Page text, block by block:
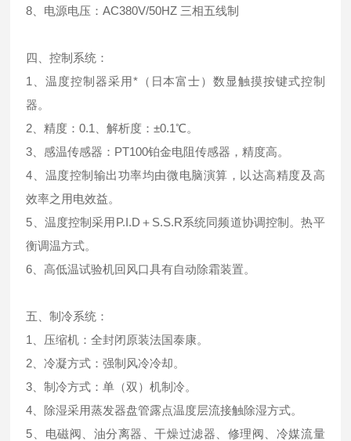
8、电源电压：AC380V/50HZ 三相五线制
四、控制系统：
1、温度控制器采用*（日本富士）数显触摸按键式控制
器。
2、精度：0.1、解析度：±0.1℃。
3、感温传感器：PT100铂金电阻传感器，精度高。
4、温度控制输出功率均由微电脑演算，以达高精度及高
效率之用电效益。
5、温度控制采用P.I.D＋S.S.R系统同频道协调控制。热平
衡调温方式。
6、高低温试验机回风口具有自动除霜装置。
五、制冷系统：
1、压缩机：全封闭原装法国泰康。
2、冷凝方式：强制风冷冷却。
3、制冷方式：单（双）机制冷。
4、除湿采用蒸发器盘管露点温度层流接触除湿方式。
5、电磁阀、油分离器、干燥过滤器、修理阀、冷媒流量